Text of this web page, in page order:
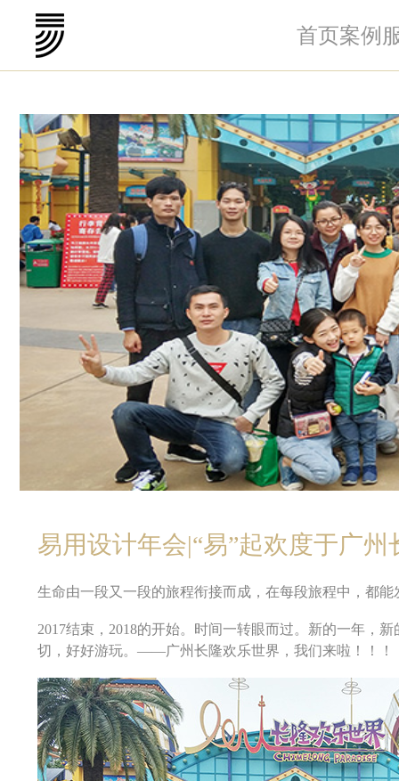
首页案例
易用设计年会|“易”起欢度于广州
生命由一段又一段的旅程衔接而成，在每段旅程中，都能
2017结束，2018的开始。时间一转眼而过。新的一年，
切，好好游玩。——广州长隆欢乐世界，我们来啦！！！